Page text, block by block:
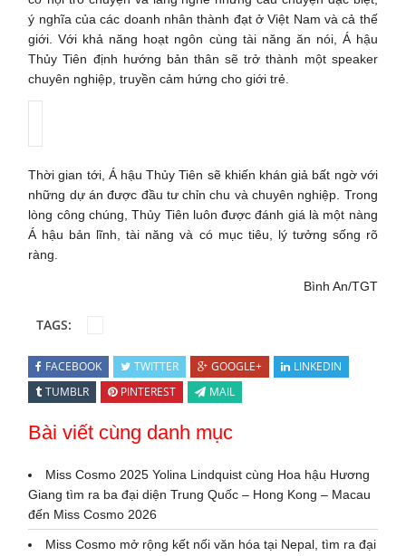
ý nghĩa của các doanh nhân thành đạt ở Việt Nam và cả thế
giới. Với khả năng hoạt ngôn cùng tài năng ăn nói, Á hậu
Thủy Tiên định hướng bản thân sẽ trở thành một speaker
chuyên nghiệp, truyền cảm hứng cho giới trẻ.
Thời gian tới, Á hậu Thủy Tiên sẽ khiến khán giả bất ngờ với
những dự án được đầu tư chỉn chu và chuyên nghiệp. Trong
lòng công chúng, Thủy Tiên luôn được đánh giá là một nàng
Á hậu bản lĩnh, tài năng và có mục tiêu, lý tưởng sống rõ
ràng.
Bình An/TGT
TAGS:
FACEBOOK TWITTER GOOGLE+
LINKEDIN
TUMBLR
PINTEREST MAIL
Bài viết cùng danh mục
Miss Cosmo 2025 Yolina Lindquist cùng Hoa hậu Hương
Giang tìm ra ba đại diện Trung Quốc – Hong Kong – Macau
đến Miss Cosmo 2026
Miss Cosmo mở rộng kết nối văn hóa tại Nepal, tìm ra đại